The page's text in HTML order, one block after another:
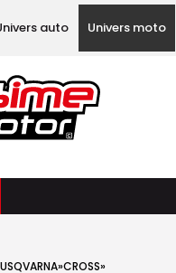
auto Univers moto
»CROSS»